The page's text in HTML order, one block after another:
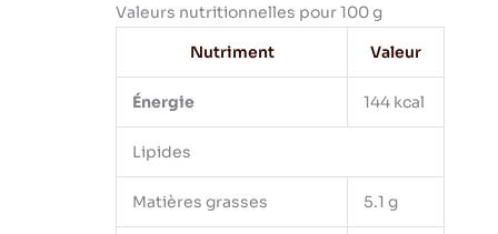
Valeurs nutritionnelles pour 100 g
Nutriment
Valeur
Énergie 144 kcal
Lipides
Matières grasses 5.1 g